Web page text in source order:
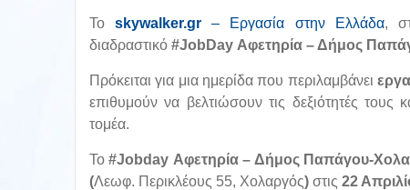
Toskywalker.gr – Εργασία στην Ελλάδα,
διαδραστικό #JobDay Αφετηρία – Δήμος
Πρόκειται για μια ημερίδα που περιλαμβάνει
επιθυμούν να βελτιώσουν τις δεξιότητές
τομέα.
Το#Jobday Αφετηρία – Δήμος Παπάγου-
(Λεωφ. Περικλέους 55, Χολαργός) στις 22